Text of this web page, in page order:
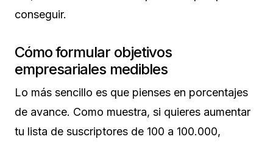
conseguir.
Cómo formular objetivos
empresariales medibles
Lo más sencillo es que pienses en porcentajes
de avance. Como muestra, si quieres aumentar
tu lista de suscriptores de 100 a 100.000,